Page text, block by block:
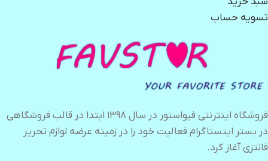
تسویه حساب
فروشگاه اینترنتی فیواستور در سال ۱۳۹۸ ابتدا در قالب فروشگاهی
در بستر اینستاگرام فعالیت خود را در زمینه عرضه لوازم تحریر
فانتزی آغاز کرد.